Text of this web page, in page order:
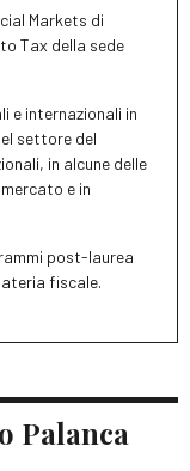
Markets di
Tax della sede
e internazionali in
settore del
in alcune delle
e in
post-laurea
fiscale.
Palanca